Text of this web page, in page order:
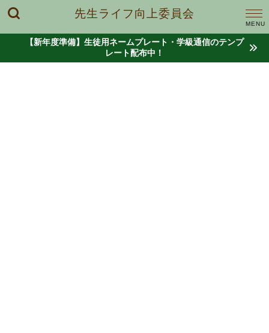
先生ライフ向上委員会
【新年度準備】生徒用ネームプレート・学級通信のテンプ
レート配布中！